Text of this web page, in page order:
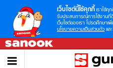
เว็บไซต์นี้ใช้คุกกี้ เราใช้คุ
รับประสบการณ์การใช้งาน
เว็บไซต์ของเรา โปรดศึกษาเ
นโยบายความเป็นส่วนตัว และ